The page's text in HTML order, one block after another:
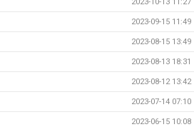
2023-09-15 11:49
2023-08-15 13:49
2023-08-13 18:31
2023-08-12 13:42
2023-07-14 07:10
2023-06-15 10:08